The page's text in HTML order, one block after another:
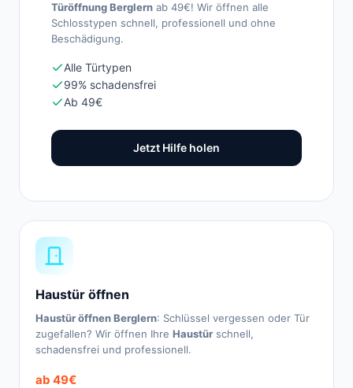
Türöffnung Berglern ab 49€! Wir öffnen alle
Schlosstypen schnell, professionell und ohne
Beschädigung.
Alle Türtypen
99% schadensfrei
Ab 49€
Jetzt Hilfe holen
Haustür öffnen
Haustür öffnen Berglern: Schlüssel vergessen oder Tür
zugefallen? Wir öffnen Ihre Haustür schnell,
schadensfrei und professionell.
ab 49€